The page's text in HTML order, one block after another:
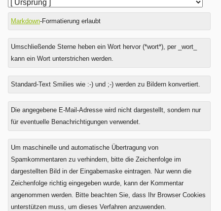
Markdown-Formatierung erlaubt
Umschließende Sterne heben ein Wort hervor (*wort*), per _wort_
kann ein Wort unterstrichen werden.
Standard-Text Smilies wie :-) und ;-) werden zu Bildern konvertiert.
Was
ist
Eins
plus
Die angegebene E-Mail-Adresse wird nicht dargestellt, sondern nur
für eventuelle Benachrichtigungen verwendet.
Um maschinelle und automatische Übertragung von
Spamkommentaren zu verhindern, bitte die Zeichenfolge im
dargestellten Bild in der Eingabemaske eintragen. Nur wenn die
Zeichenfolge richtig eingegeben wurde, kann der Kommentar
angenommen werden. Bitte beachten Sie, dass Ihr Browser Cookies
unterstützen muss, um dieses Verfahren anzuwenden.